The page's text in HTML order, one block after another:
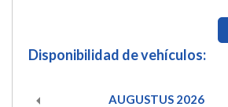
Disponibilidad de vehículos:
AUGUSTUS 2026